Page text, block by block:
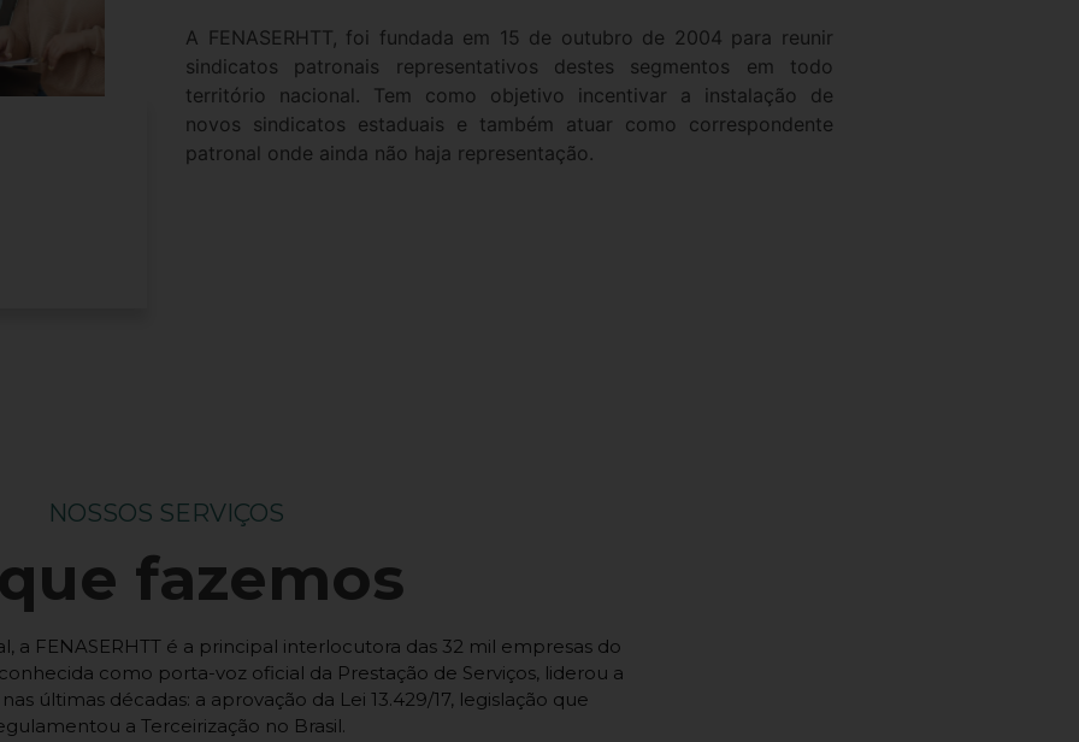
A FENASERHTT, foi fundada em 15 de outubro de 2004 para reunir
sindicatos patronais representativos destes segmentos em todo
território nacional. Tem como objetivo incentivar a instalação de
novos sindicatos estaduais e também atuar como correspondente
patronal onde ainda não haja representação.
NOSSOS SERVIÇOS
fazemos
a FENASERHTT é a principal interlocutora das 32 mil empresas do
como porta-voz oficial da Prestação de Serviços, liderou a
últimas décadas: a aprovação da Lei 13.429/17, legislação que
a Terceirização no Brasil.